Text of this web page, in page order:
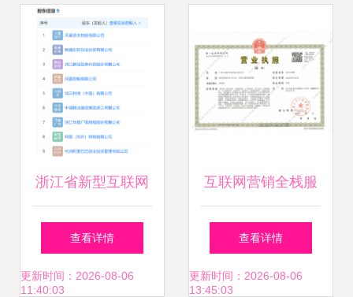
浙江省新型互联网
交换中心成立 三大
运营商、阿里、网
查看详情
更新时间：2026-08-06
11:40:03
互联网营销全栈服
务 开启数字商业新
篇章
查看详情
更新时间：2026-08-06
13:45:03